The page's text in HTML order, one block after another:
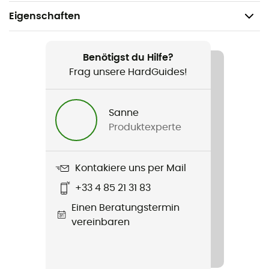
Eigenschaften
Glacier Fleece Jacket
Benötigst du Hilfe?
Frag unsere HardGuides!
Sanne
Produktexperte
Kontakiere uns per Mail
+33 4 85 21 31 83
Einen Beratungstermin
vereinbaren